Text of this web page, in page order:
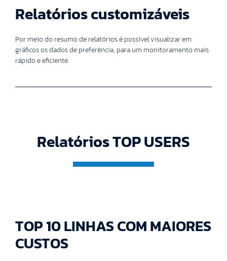
Relatórios customizáveis
Por meio do resumo de relatórios é possível visualizar em
gráficos os dados de preferência, para um monitoramento mais
rápido e eficiente.
Relatórios TOP USERS
TOP 10 LINHAS COM MAIORES
CUSTOS